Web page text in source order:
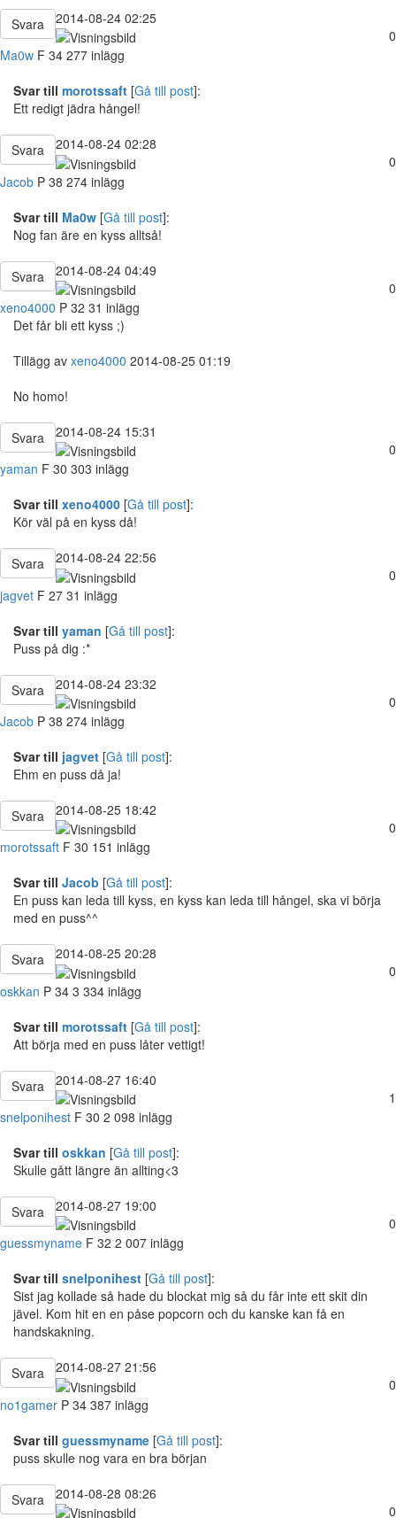
Svara
2014-08-24 02:25
0
Ma0w F 34 277 inlägg
Svar till morotssaft [Gå till post]:
Ett redigt jädra hångel!
Svara
2014-08-24 02:28
0
Jacob P 38 274 inlägg
Svar till Ma0w [Gå till post]:
Nog fan äre en kyss alltså!
Svara
2014-08-24 04:49
0
xeno4000 P 32 31 inlägg
Det får bli ett kyss ;)
Tillägg av xeno4000 2014-08-25 01:19
No homo!
Svara
2014-08-24 15:31
0
yaman F 30 303 inlägg
Svar till xeno4000 [Gå till post]:
Kör väl på en kyss då!
Svara
2014-08-24 22:56
0
jagvet F 27 31 inlägg
Svar till yaman [Gå till post]:
Puss på dig :*
Svara
2014-08-24 23:32
0
Jacob P 38 274 inlägg
Svar till jagvet [Gå till post]:
Ehm en puss då ja!
Svara
2014-08-25 18:42
0
morotssaft F 30 151 inlägg
Svar till Jacob [Gå till post]:
En puss kan leda till kyss, en kyss kan leda till hångel, ska vi börja
med en puss^^
Svara
2014-08-25 20:28
0
oskkan P 34 3 334 inlägg
Svar till morotssaft [Gå till post]:
Att börja med en puss låter vettigt!
Svara
2014-08-27 16:40
1
snelponihest F 30 2 098 inlägg
Svar till oskkan [Gå till post]:
Skulle gått längre än allting<3
Svara
2014-08-27 19:00
0
guessmyname F 32 2 007 inlägg
Svar till snelponihest [Gå till post]:
Sist jag kollade så hade du blockat mig så du får inte ett skit din
jävel. Kom hit en en påse popcorn och du kanske kan få en
handskakning.
Svara
2014-08-27 21:56
0
no1gamer P 34 387 inlägg
Svar till guessmyname [Gå till post]:
puss skulle nog vara en bra början
Svara
2014-08-28 08:26
0